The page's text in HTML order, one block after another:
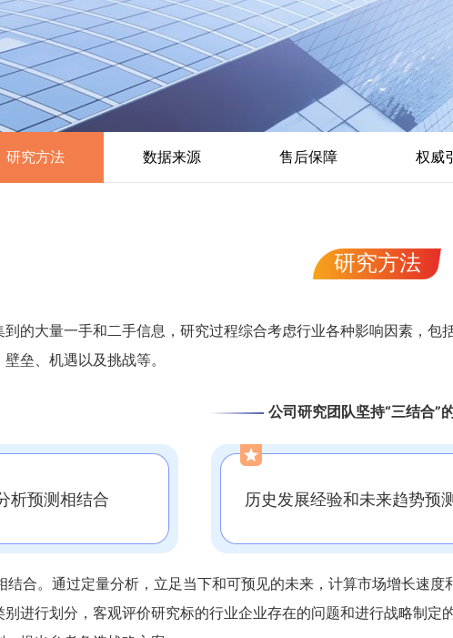
研究方法 数据来源 售后保障 权威
研究方法
的大量一手和二手信息，研究过程综合考虑行业各种影响因素，
垒、机遇以及挑战等。
公司研究团队坚持“三结合”
析预测相结合 历史发展经验和未来趋势预
结合。通过定量分析，立足当下和可预见的未来，计算市场增长速
进行划分，客观评价研究标的行业企业存在的问题和进行战略制